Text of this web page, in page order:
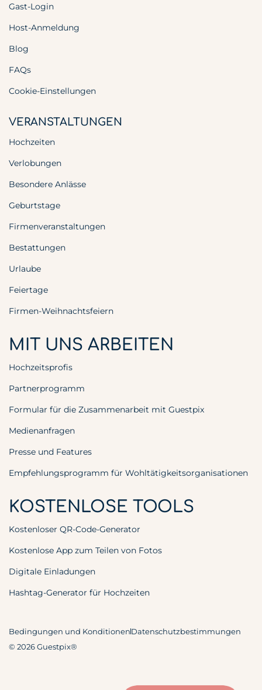
Gast-Login
Host-Anmeldung
Blog
FAQs
Cookie-Einstellungen
VERANSTALTUNGEN
Hochzeiten
Verlobungen
Besondere Anlässe
Geburtstage
Firmenveranstaltungen
Bestattungen
Urlaube
Feiertage
Firmen-Weihnachtsfeiern
MIT UNS ARBEITEN
Hochzeitsprofis
Partnerprogramm
Formular für die Zusammenarbeit mit Guestpix
Medienanfragen
Presse und Features
Empfehlungsprogramm für Wohltätigkeitsorganisationen
KOSTENLOSE TOOLS
Kostenloser QR-Code-Generator
Kostenlose App zum Teilen von Fotos
Digitale Einladungen
Hashtag-Generator für Hochzeiten
© 2026 Guestpix®
Bedingungen und KonditionenDatenschutzbestimmungen